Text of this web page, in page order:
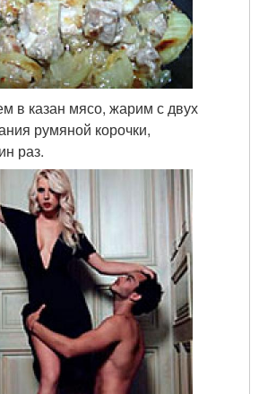
в казан мясо, жарим с двух
румяной корочки,
раз.